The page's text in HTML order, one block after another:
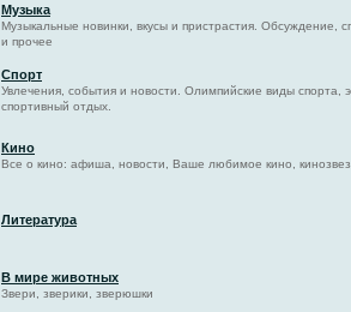
Музыка
Музыкальные новинки, вкусы и пристрастия. Обсуждение,
и прочее
Спорт
Увлечения, события и новости. Олимпийские виды спорта,
спортивный отдых.
Кино
Все о кино: афиша, новости, Ваше любимое кино,
Литература
В мире животных
Звери, зверики, зверюшки